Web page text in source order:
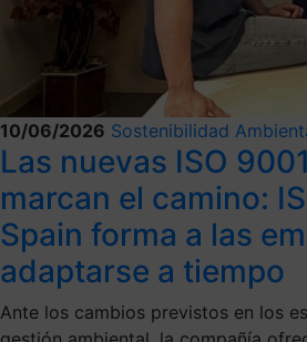
10/06/2026 Sostenibilidad
Las nuevas ISO
marcan el camino:
Spain forma a las
adaptarse a tiempo
Ante los cambios previstos en los